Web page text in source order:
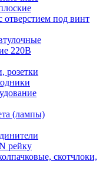
отверстием под винт
220В
розетки
(лампы)
рейку
скотчлоки,